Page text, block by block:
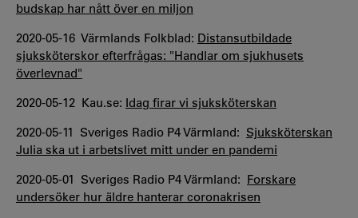
budskap har nått över en miljon
2020-05-16 Värmlands Folkblad: Distansutbildade
sjuksköterskor efterfrågas: "Handlar om sjukhusets
överlevnad"
2020-05-12 Kau.se: Idag firar vi sjuksköterskan
2020-05-11 Sveriges Radio P4 Värmland: Sjuksköterskan
Julia ska ut i arbetslivet mitt under en pandemi
2020-05-01 Sveriges Radio P4 Värmland: Forskare
undersöker hur äldre hanterar coronakrisen